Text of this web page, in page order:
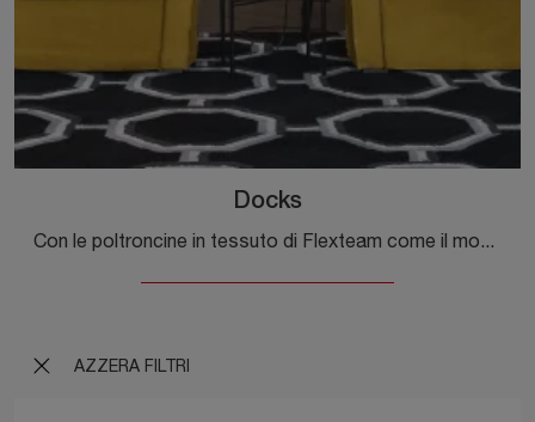
AZZERA FILTRI
Docks
Con le poltroncine in tessuto di Flexteam come il modello Docks potrai ultimare il tuo progetto d'arredo.